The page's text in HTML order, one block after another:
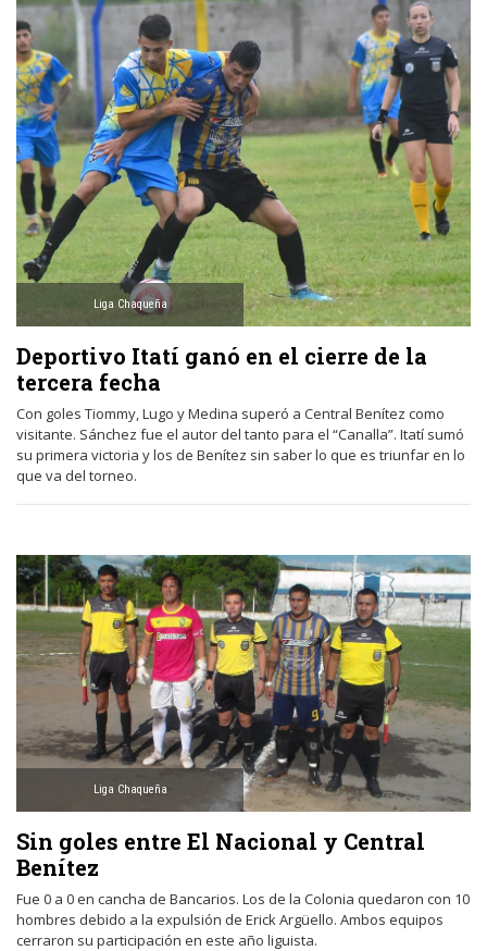
Liga Chaqueña
Deportivo Itatí ganó en el cierre de la
tercera fecha
Con goles Tiommy, Lugo y Medina superó a Central Benítez como
visitante. Sánchez fue el autor del tanto para el “Canalla”. Itatí sumó
su primera victoria y los de Benítez sin saber lo que es triunfar en lo
que va del torneo.
Liga Chaqueña
Sin goles entre El Nacional y Central
Benítez
Fue 0 a 0 en cancha de Bancarios. Los de la Colonia quedaron con 10
hombres debido a la expulsión de Erick Argüello. Ambos equipos
cerraron su participación en este año liguista.